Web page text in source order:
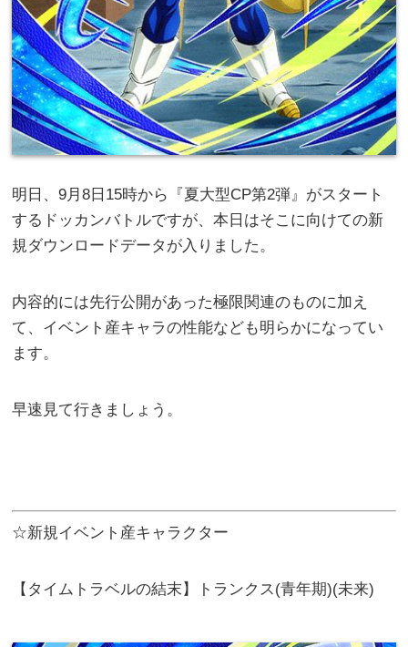
明日、9月8日15時から『夏大型CP第2弾』がスタート
するドッカンバトルですが、本日はそこに向けての新
規ダウンロードデータが入りました。
内容的には先行公開があった極限関連のものに加え
て、イベント産キャラの性能なども明らかになってい
ます。
早速見て行きましょう。
☆新規イベント産キャラクター
【タイムトラベルの結末】トランクス(青年期)(未来)